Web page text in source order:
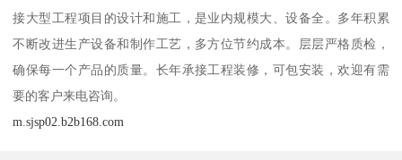
接大型工程项目的设计和施工，是业内规模大、设备全。多年积累
不断改进生产设备和制作工艺，多方位节约成本。层层严格质检，
确保每一个产品的质量。长年承接工程装修，可包安装，欢迎有需
要的客户来电咨询。
m.sjsp02.b2b168.com